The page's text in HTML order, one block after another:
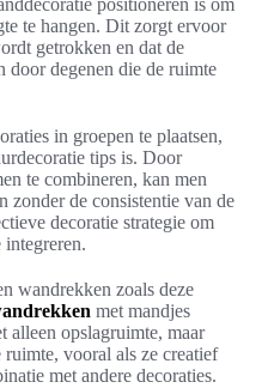
positioneren is om
te hangen. Dit zorgt ervoor
getrokken en dat de
door degenen die de ruimte
in groepen te plaatsen,
tips is. Door
te combineren, kan men
zonder de consistentie van de
decoratie strategie om
wandrekken zoals deze
met mandjes
alleen opslagruimte, maar
vooral als ze creatief
met andere decoraties.